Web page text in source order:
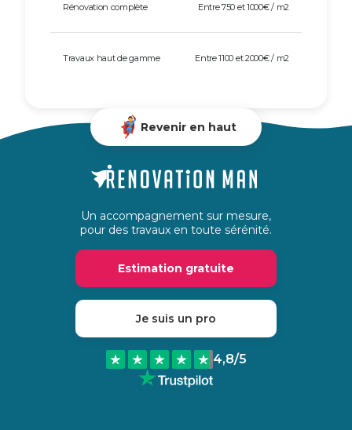
Rénovation complète Entre 750 et 1000€ / m2
Travaux haut de gamme Entre 1100 et 2000€ / m2
Revenir en haut
Un accompagnement sur mesure,
pour des travaux en toute sérénité.
Estimation gratuite
Je suis un pro
4,8/5